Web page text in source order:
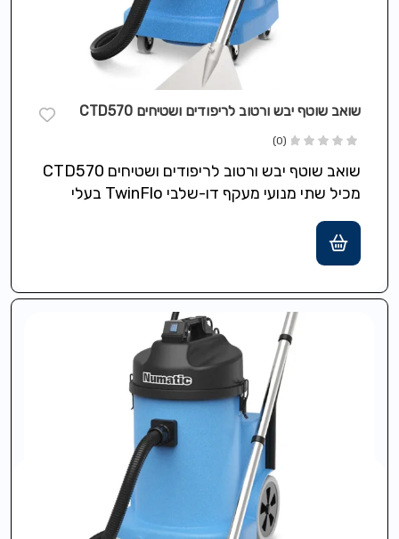
שואב שוטף יבש ורטוב לריפודים ושטיחים CTD570
(0)
שואב שוטף יבש ורטוב לריפודים ושטיחים CTD570
מכיל שתי מנועי מעקף דו-שלבי TwinFlo בעלי